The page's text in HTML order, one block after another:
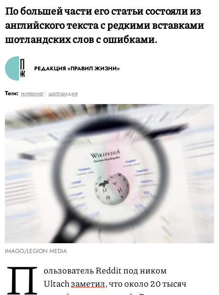
По большей части его статьи состояли из
английского текста с редкими вставками
шотландских слов с ошибками.
РЕДАКЦИЯ «ПРАВИЛ ЖИЗНИ»
Теги: интернет шотландия
IMAGO/LEGION MEDIA
П ользователь Reddit под ником
Ultachзаметил, что около 20 тысяч